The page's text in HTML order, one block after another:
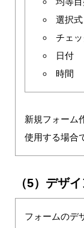
選択式
チェッ
日付
時間
新規フォーム
使用する場合
（5）デザ
フォームのデ